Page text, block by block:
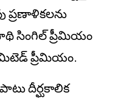
ప్రణాళికలను
సింగిల్ ప్రీమియం
ప్రీమియం.
దీర్ఘకాలిక